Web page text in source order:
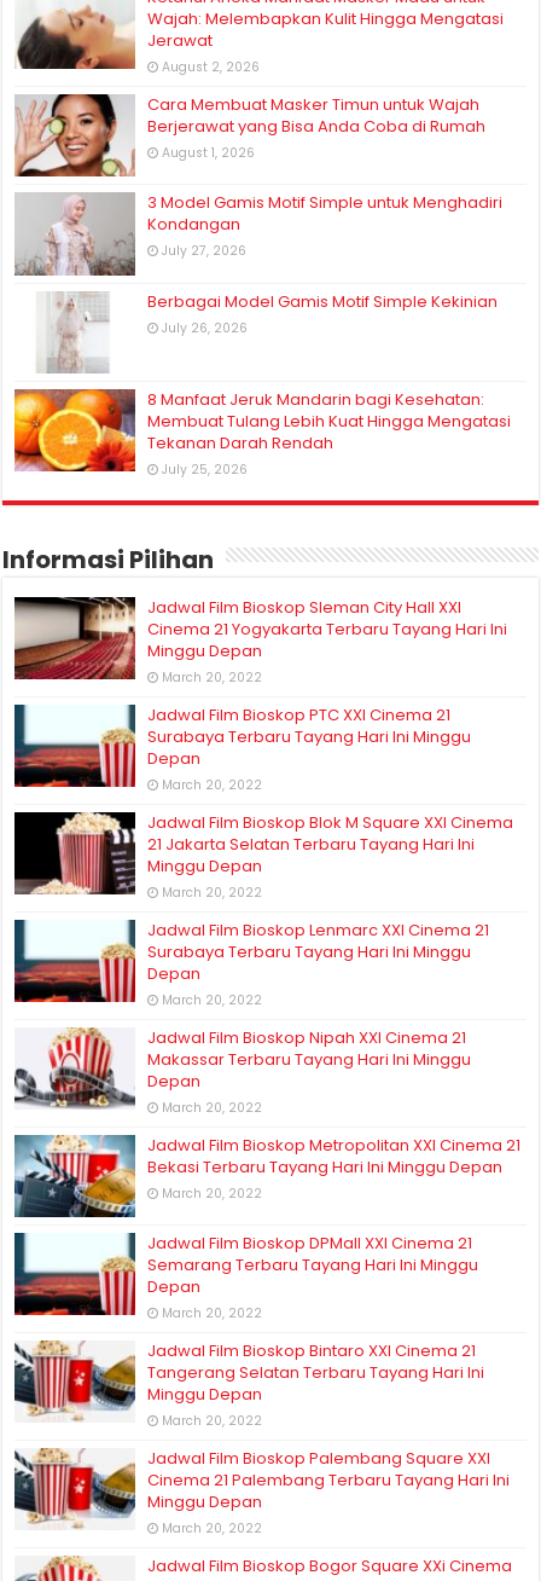
Wajah: Melembapkan Kulit Hingga Mengatasi
Jerawat
August 2, 2026
Cara Membuat Masker Timun untuk Wajah
Berjerawat yang Bisa Anda Coba di Rumah
August 1, 2026
3 Model Gamis Motif Simple untuk Menghadiri
Kondangan
July 27, 2026
Berbagai Model Gamis Motif Simple Kekinian
July 26, 2026
8 Manfaat Jeruk Mandarin bagi Kesehatan:
Membuat Tulang Lebih Kuat Hingga Mengatasi
Tekanan Darah Rendah
July 25, 2026
Informasi Pilihan
Jadwal Film Bioskop Sleman City Hall XXI
Cinema 21 Yogyakarta Terbaru Tayang Hari Ini
Minggu Depan
March 20, 2022
Jadwal Film Bioskop PTC XXI Cinema 21
Surabaya Terbaru Tayang Hari Ini Minggu
Depan
March 20, 2022
Jadwal Film Bioskop Blok M Square XXI Cinema
21 Jakarta Selatan Terbaru Tayang Hari Ini
Minggu Depan
March 20, 2022
Jadwal Film Bioskop Lenmarc XXI Cinema 21
Surabaya Terbaru Tayang Hari Ini Minggu
Depan
March 20, 2022
Jadwal Film Bioskop Nipah XXI Cinema 21
Makassar Terbaru Tayang Hari Ini Minggu
Depan
March 20, 2022
Jadwal Film Bioskop Metropolitan XXI Cinema 21
Bekasi Terbaru Tayang Hari Ini Minggu Depan
March 20, 2022
Jadwal Film Bioskop DPMall XXI Cinema 21
Semarang Terbaru Tayang Hari Ini Minggu
Depan
March 20, 2022
Jadwal Film Bioskop Bintaro XXI Cinema 21
Tangerang Selatan Terbaru Tayang Hari Ini
Minggu Depan
March 20, 2022
Jadwal Film Bioskop Palembang Square XXI
Cinema 21 Palembang Terbaru Tayang Hari Ini
Minggu Depan
March 20, 2022
Jadwal Film Bioskop Bogor Square XXi Cinema